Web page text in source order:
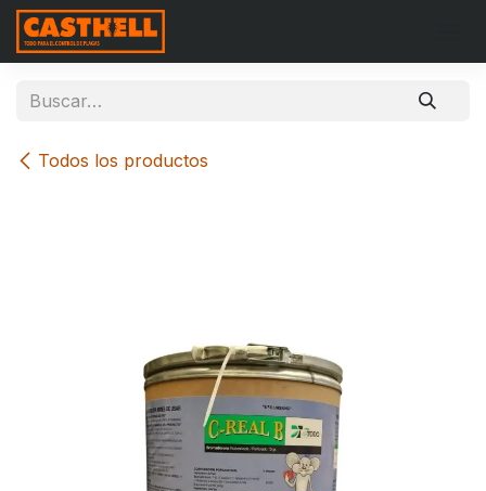
Ir al contenido
Todos los productos